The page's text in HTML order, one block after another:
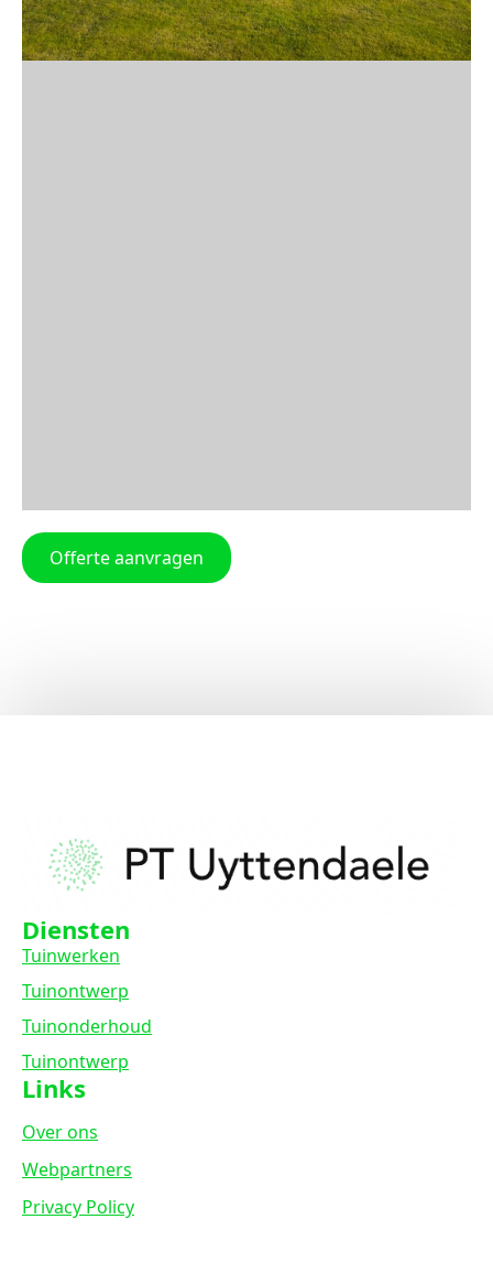
Offerte aanvragen
Diensten
Tuinwerken
Tuinontwerp
Tuinonderhoud
Tuinontwerp
Links
Over ons
Webpartners
Privacy Policy